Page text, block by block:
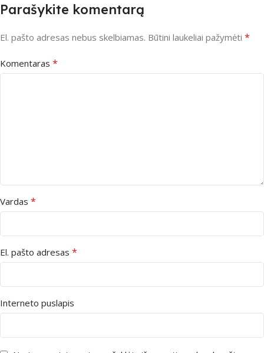
Parašykite komentarą
El. pašto adresas nebus skelbiamas. Būtini laukeliai pažymėti *
Komentaras *
Vardas *
El. pašto adresas *
Interneto puslapis